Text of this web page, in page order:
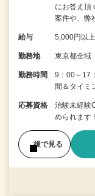
にお答え頂
案件や、弊
給与 5,000円以
勤務地 東京都全域
勤務時間
9：00～17
間＆タイミ
応募資格
治験未経験
められます！
後で見る